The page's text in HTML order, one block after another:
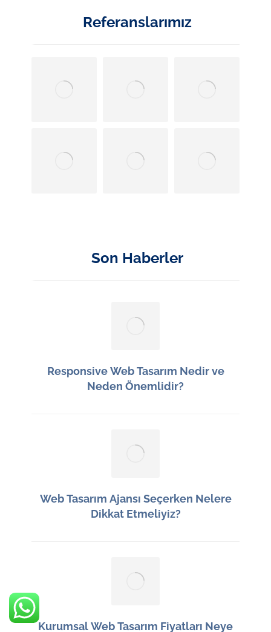
Referanslarımız
Son Haberler
Responsive Web Tasarım Nedir ve
Neden Önemlidir?
Web Tasarım Ajansı Seçerken Nelere
Dikkat Etmeliyiz?
Kurumsal Web Tasarım Fiyatları Neye